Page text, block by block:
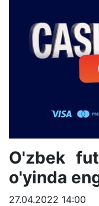
O'zbek
o'yinda
27.04.2022 14:00